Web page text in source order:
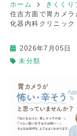
ホーム きくくり
住吉方面で胃カメ
化器内科クリニック
2026年7月05日
未分類